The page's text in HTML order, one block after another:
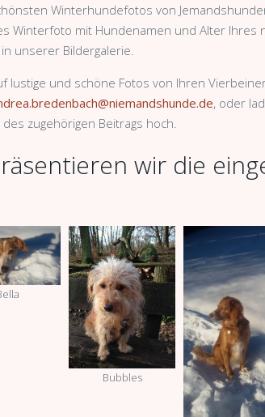
Winterhundefotos von
Winterfoto mit Hundenamen und Alter Ihres
unserer Bildergalerie.
lustige und schöne Fotos von Ihren
, oder
zugehörigen Beitrags hoch.
wir die
Bubbles